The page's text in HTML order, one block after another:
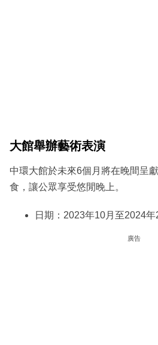
大館舉辦藝術表演
中環大館於未來6個月將在晚間呈
食，讓公眾享受悠閒晚上。
日期：2023年10月至2024年
廣告